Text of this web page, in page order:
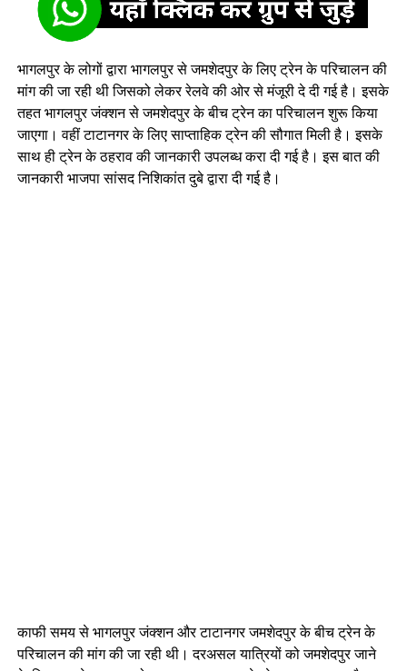
भागलपुर के लोगों द्वारा भागलपुर से जमशेदपुर के लिए ट्रेन के परिचालन की
मांग की जा रही थी जिसको लेकर रेलवे की ओर से मंजूरी दे दी गई है। इसके
तहत भागलपुर जंक्शन से जमशेदपुर के बीच ट्रेन का परिचालन शुरू किया
जाएगा। वहीं टाटानगर के लिए साप्ताहिक ट्रेन की सौगात मिली है। इसके
साथ ही ट्रेन के ठहराव की जानकारी उपलब्ध करा दी गई है। इस बात की
जानकारी भाजपा सांसद निशिकांत दुबे द्वारा दी गई है।
काफी समय से भागलपुर जंक्शन और टाटानगर जमशेदपुर के बीच ट्रेन के
परिचालन की मांग की जा रही थी। दरअसल यात्रियों को जमशेदपुर जाने